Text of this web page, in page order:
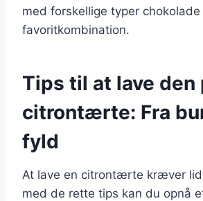
med forskellige typer
favoritkombination.
Tips til at lave
citrontærte: Fra
fyld
At lave en citrontærte kræver
med de rette tips kan du opnå